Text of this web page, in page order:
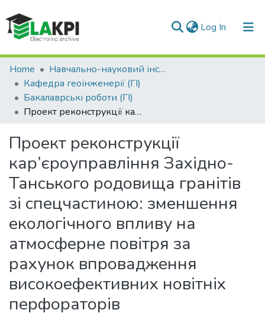
Log In (current)
Communities & Collections
All of DSpace
Statistics
Home
Навчально-науковий інститут енергозбереження та енергоменеджменту (НН ІЕЕ)
Кафедра геоінженерії (ГІ)
Бакалаврські роботи (ГІ)
Проект реконструкції кар’єроуправління Західно-Танського родовища гранітів зі спецчастиною: зменшення екологічного впливу на атмосферне повітря за рахунок впровадження високоефективних новітніх перфораторів
Проект реконструкції
кар’єроуправління Західно-
Танського родовища гранітів
зі спецчастиною: зменшення
екологічного впливу на
атмосферне повітря за
рахунок впровадження
високоефективних новітніх
перфораторів